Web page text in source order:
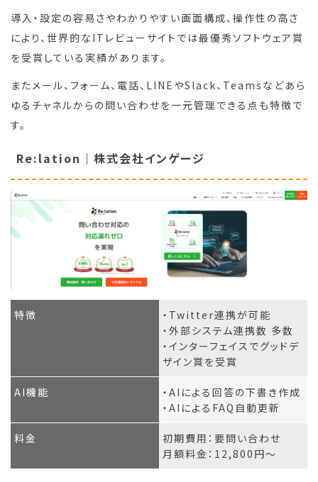
導入・設定の容易さやわかりやすい画面構成、操作性の高さ
により、世界的なITレビューサイトでは最優秀ソフトウェア賞
を受賞している実績があります。
またメール、フォーム、電話、LINEやSlack、Teamsなどあら
ゆるチャネルからの問い合わせを一元管理できる点も特徴で
す。
Re:lation｜株式会社インゲージ
特徴
・Twitter連携が可能
・外部システム連携数 多数
・インターフェイスでグッドデ
ザイン賞を受賞
AI機能
・AIによる回答の下書き作成
・AIによるFAQ自動更新
料金
初期費用：要問い合わせ
月額料金：12,800円～